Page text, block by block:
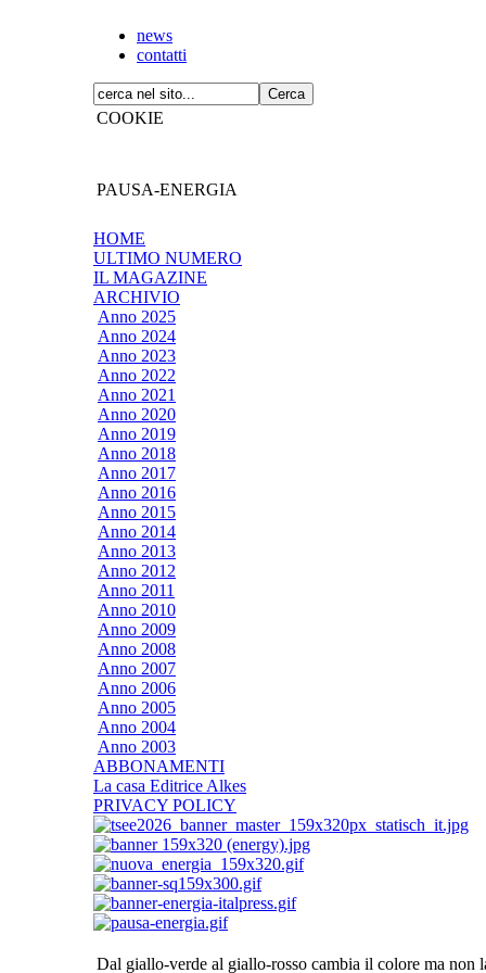
news
contatti
COOKIE
PAUSA-ENERGIA
HOME
ULTIMO NUMERO
IL MAGAZINE
ARCHIVIO
Anno 2025
Anno 2024
Anno 2023
Anno 2022
Anno 2021
Anno 2020
Anno 2019
Anno 2018
Anno 2017
Anno 2016
Anno 2015
Anno 2014
Anno 2013
Anno 2012
Anno 2011
Anno 2010
Anno 2009
Anno 2008
Anno 2007
Anno 2006
Anno 2005
Anno 2004
Anno 2003
ABBONAMENTI
La casa Editrice Alkes
PRIVACY POLICY
Dal giallo-verde al giallo-rosso cambia il colore ma non